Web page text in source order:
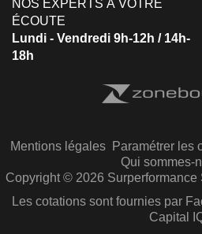
NOS EXPERTS À VOTRE
ÉCOUTE
Lundi - Vendredi 9h-12h / 14h-
18h
Mentions légales Paramétrer les
Qui sommes-
Copyright © 2026 Surperformance
Les cotations sont fournies par
Capital